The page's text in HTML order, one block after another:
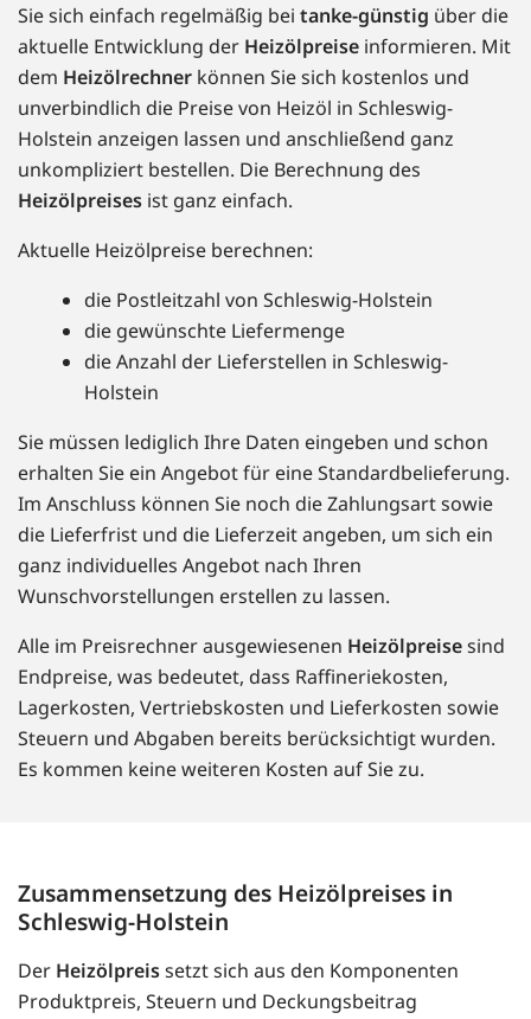
Sie sich einfach regelmäßig bei tanke-günstig über die
aktuelle Entwicklung der Heizölpreise informieren. Mit
dem Heizölrechner können Sie sich kostenlos und
unverbindlich die Preise von Heizöl in Schleswig-
Holstein anzeigen lassen und anschließend ganz
unkompliziert bestellen. Die Berechnung des
Heizölpreises ist ganz einfach.
Aktuelle Heizölpreise berechnen:
die Postleitzahl von Schleswig-Holstein
die gewünschte Liefermenge
die Anzahl der Lieferstellen in Schleswig-
Holstein
Sie müssen lediglich Ihre Daten eingeben und schon
erhalten Sie ein Angebot für eine Standardbelieferung.
Im Anschluss können Sie noch die Zahlungsart sowie
die Lieferfrist und die Lieferzeit angeben, um sich ein
ganz individuelles Angebot nach Ihren
Wunschvorstellungen erstellen zu lassen.
Alle im Preisrechner ausgewiesenen Heizölpreisesind
Endpreise, was bedeutet, dass Raffineriekosten,
Lagerkosten, Vertriebskosten und Lieferkosten sowie
Steuern und Abgaben bereits berücksichtigt wurden.
Es kommen keine weiteren Kosten auf Sie zu.
Zusammensetzung des Heizölpreises in
Schleswig-Holstein
Der Heizölpreissetzt sich aus den Komponenten
Produktpreis, Steuern und Deckungsbeitrag